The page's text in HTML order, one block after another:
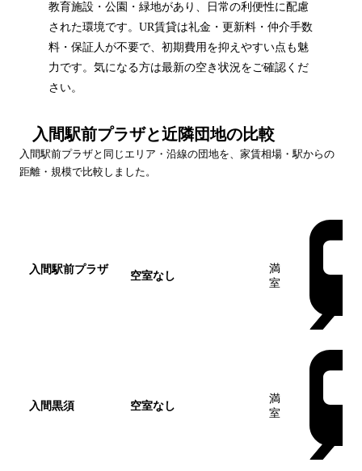
教育施設・公園・緑地があり、日常の利便性に配慮
された環境です。UR賃貸は礼金・更新料・仲介手数
料・保証人が不要で、初期費用を抑えやすい点も魅
力です。気になる方は最新の空き状況をご確認くだ
さい。
入間駅前プラザと近隣団地の比較
入間駅前プラザと同じエリア・沿線の団地を、家賃相場・駅からの
距離・規模で比較しました。
入間駅前プラザ
空室なし
満
室
入間黒須 空室なし
満
室